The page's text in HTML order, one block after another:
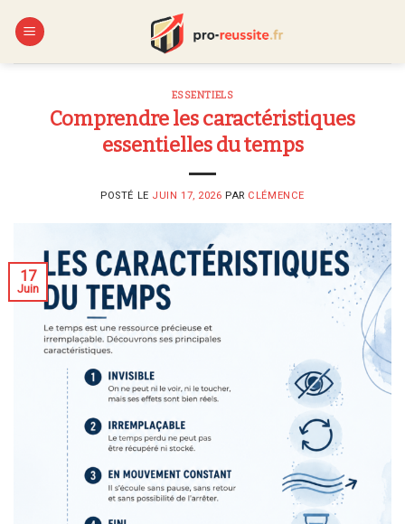
ESSENTIELS
Comprendre les caractéristiques
essentielles du temps
POSTÉ LE JUIN 17, 2026 PAR CLÉMENCE
17
Juin